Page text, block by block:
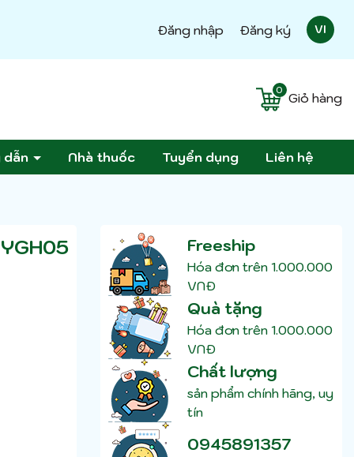
Đăng nhập Đăng ký VI
Giỏ hàng
0
dẫn Nhà thuốc Tuyển dụng Liên hệ
Freeship
Hóa đơn trên 1.000.000
VNĐ
Quà tặng
Hóa đơn trên 1.000.000
VNĐ
Chất lượng
sản phẩm chính hãng, uy
tín
0945891357